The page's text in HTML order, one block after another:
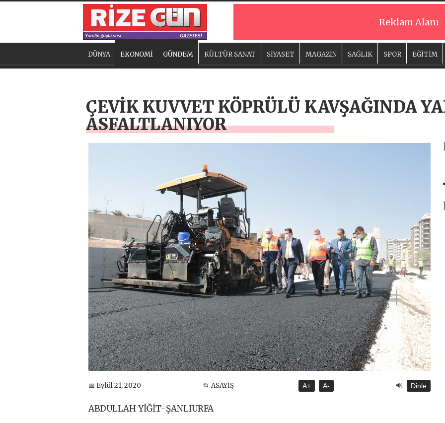
Reklam Alanı
DÜNYA EKONOMİ GÜNDEM KÜLTÜR SANAT SİYASET MAGAZİN SAĞLIK SPOR EĞİTİM
ÇEVİK KUVVET KÖPRÜLÜ KAVŞAĞINDA
ASFALTLANIYOR
📅 Eylül 21, 2020 📂 ASAYİŞ A+ A- 🔊 Dinle
ABDULLAH YİĞİT-ŞANLIURFA